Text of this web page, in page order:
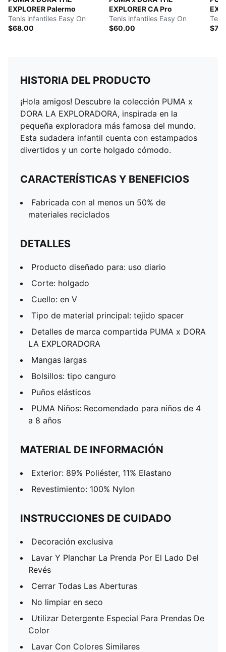
EXPLORER Palermo
Tenis infantiles Easy On
$68.00
EXPLORER CA Pro
Tenis infantiles Easy On
$60.00
HISTORIA DEL PRODUCTO
¡Hola amigos! Descubre la colección PUMA x
DORA LA EXPLORADORA, inspirada en la
pequeña exploradora más famosa del mundo.
Esta sudadera infantil cuenta con estampados
divertidos y un corte holgado cómodo.
CARACTERÍSTICAS Y BENEFICIOS
Fabricada con al menos un 50% de
materiales reciclados
DETALLES
Producto diseñado para: uso diario
Corte: holgado
Cuello: en V
Tipo de material principal: tejido spacer
Detalles de marca compartida PUMA x DORA
LA EXPLORADORA
Mangas largas
Bolsillos: tipo canguro
Puños elásticos
PUMA Niños: Recomendado para niños de 4
a 8 años
MATERIAL DE INFORMACIÓN
Exterior: 89% Poliéster, 11% Elastano
Revestimiento: 100% Nylon
INSTRUCCIONES DE CUIDADO
Decoración exclusiva
Lavar Y Planchar La Prenda Por El Lado Del
Revés
Cerrar Todas Las Aberturas
No limpiar en seco
Utilizar Detergente Especial Para Prendas De
Color
Lavar Con Colores Similares